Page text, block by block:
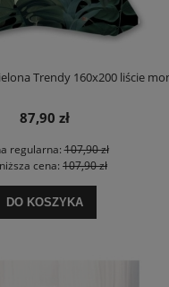
Trendy 160x200 liście
87,90 zł
regularna:107,90 zł
cena: 107,90 zł
DO KOSZYKA